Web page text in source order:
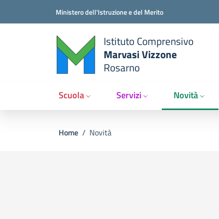
Ministero dell'Istruzione e del Merito
Istituto Comprensivo
Marvasi Vizzone
Rosarno
Scuola Servizi Novità
Briciole di pane
Home / Novità